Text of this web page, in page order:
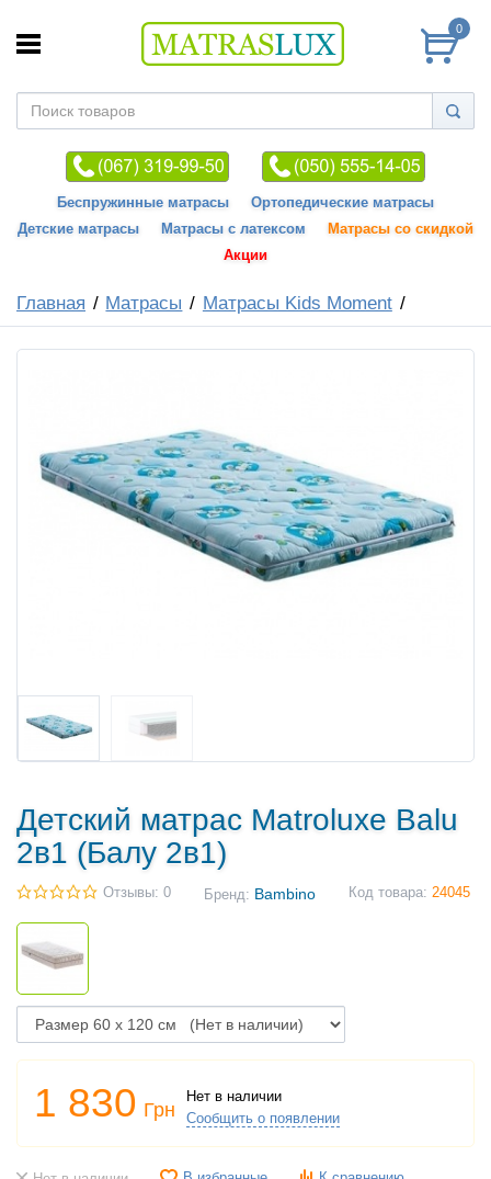
0
Беспружинные матрасы
Ортопедические матрасы
Детские матрасы
Матрасы с латексом
Матрасы со скидкой
Акции
Главная Матрасы Матрасы Kids Moment
Детский матрас Matroluxe Balu
2в1 (Балу 2в1)
Отзывы: 0 Бренд: Bambino Код товара: 24045
1 830 Грн
Нет в наличии
Сообщить о появлении